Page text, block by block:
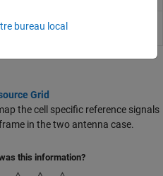
Generate root Zadoff-Chu
Grid
the cell specific reference signals
in the two antenna case.
this information?
bureau local